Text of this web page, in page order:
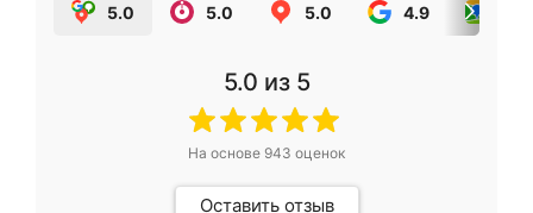
5.0 5.0 5.0 4.9
5.0 из 5
На основе 943 оценок
Оставить отзыв